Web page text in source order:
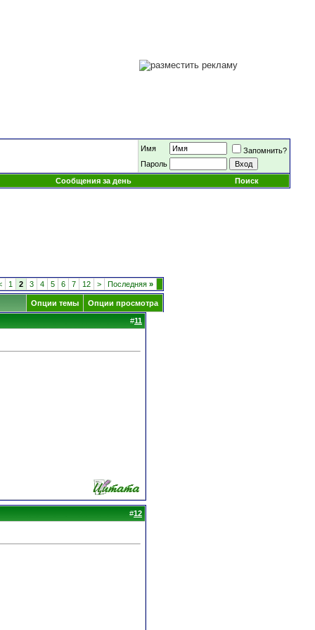
Имя
Запомнить?
Пароль
Сообщения за день
Поиск
1 2 3 4 5 6 7 12 > Последняя »
Опции темы Опции просмотра
#11
#12